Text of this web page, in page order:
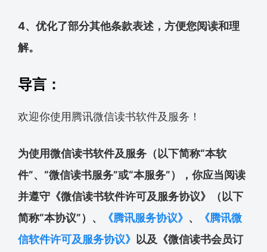
4、优化了部分其他条款表述，方便您阅读和理
解。
导言：
欢迎你使用腾讯微信读书软件及服务！
为使用微信读书软件及服务（以下简称“本软
件”、“微信读书服务”或“本服务”），你应当阅读
并遵守《微信读书软件许可及服务协议》（以下
简称“本协议”）、
《腾讯服务协议》 、
《腾讯微
信软件许可及服务协议》 以及《微信读书会员订